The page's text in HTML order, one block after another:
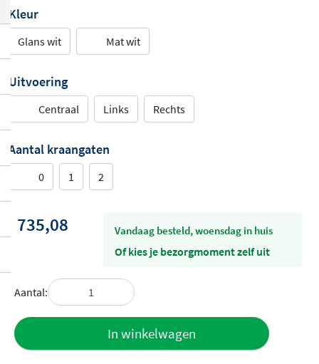
Kleur
Glans wit Mat wit
Uitvoering
Centraal Links Rechts
Aantal kraangaten
0 1 2
735,08 vandaag besteld, woensdag in huis
Of kies je bezorgmoment zelf uit
Aantal:
In winkelwagen